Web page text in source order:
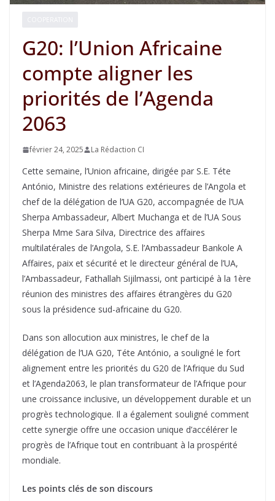
G20: l’Union Africaine
compte aligner les
priorités de l’Agenda
2063
février 24, 2025 La Rédaction CI
Cette semaine, l’Union africaine, dirigée par S.E. Téte
António, Ministre des relations extérieures de l’Angola et
chef de la délégation de l’UA G20, accompagnée de l’UA
Sherpa Ambassadeur, Albert Muchanga et de l’UA Sous
Sherpa Mme Sara Silva, Directrice des affaires
multilatérales de l’Angola, S.E. l’Ambassadeur Bankole A
Affaires, paix et sécurité et le directeur général de l’UA,
l’Ambassadeur, Fathallah Sijilmassi, ont participé à la 1ère
réunion des ministres des affaires étrangères du G20
sous la présidence sud-africaine du G20.
Dans son allocution aux ministres, le chef de la
délégation de l’UA G20, Téte António, a souligné le fort
alignement entre les priorités du G20 de l’Afrique du Sud
et l’Agenda2063, le plan transformateur de l’Afrique pour
une croissance inclusive, un développement durable et un
progrès technologique. Il a également souligné comment
cette synergie offre une occasion unique d’accélérer le
progrès de l’Afrique tout en contribuant à la prospérité
mondiale.
Les points clés de son discours